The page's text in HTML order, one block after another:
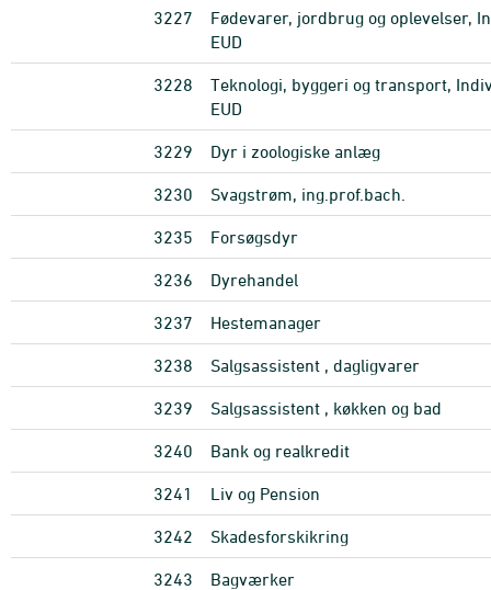
3227
Fødevarer, jordbrug og oplevelser,
EUD
3228
Teknologi, byggeri og transport,
EUD
3229 Dyr i zoologiske anlæg
3230 Svagstrøm, ing.prof.bach.
3235 Forsøgsdyr
3236 Dyrehandel
3237 Hestemanager
3238 Salgsassistent , dagligvarer
3239 Salgsassistent , køkken og bad
3240 Bank og realkredit
3241 Liv og Pension
3242 Skadesforskikring
3243 Bagværker